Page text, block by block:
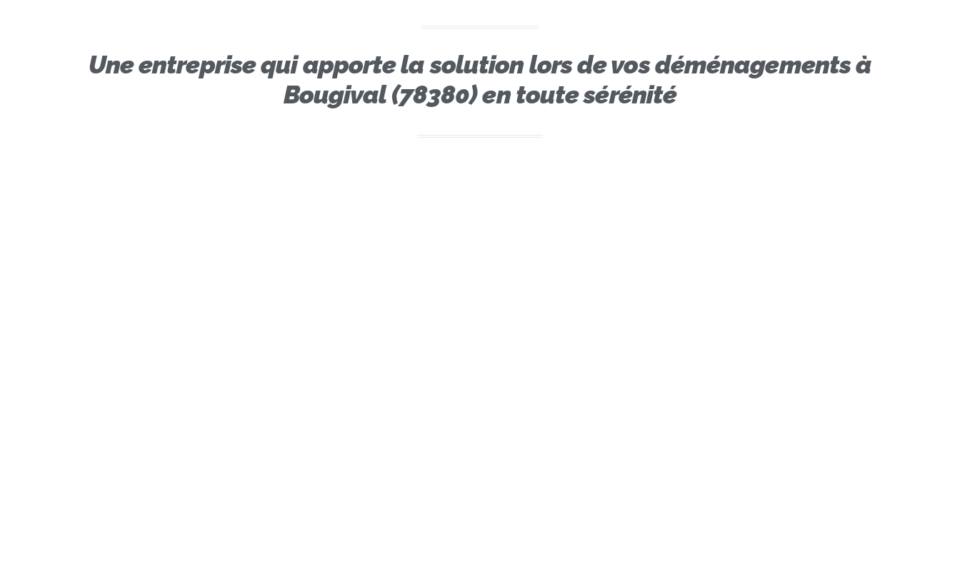
Une entreprise qui apporte la solution lors de vos déménagements à
Bougival (78380) en toute sérénité